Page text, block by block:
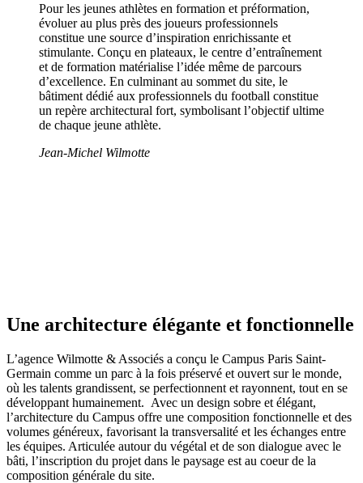
Pour les jeunes athlètes en formation et préformation,
évoluer au plus près des joueurs professionnels
constitue une source d’inspiration enrichissante et
stimulante. Conçu en plateaux, le centre d’entraînement
et de formation matérialise l’idée même de parcours
d’excellence. En culminant au sommet du site, le
bâtiment dédié aux professionnels du football constitue
un repère architectural fort, symbolisant l’objectif ultime
de chaque jeune athlète.
Jean-Michel Wilmotte
Une architecture élégante et fonctionnelle
L’agence Wilmotte & Associés a conçu le Campus Paris Saint-
Germain comme un parc à la fois préservé et ouvert sur le monde,
où les talents grandissent, se perfectionnent et rayonnent, tout en se
développant humainement. Avec un design sobre et élégant,
l’architecture du Campus offre une composition fonctionnelle et des
volumes généreux, favorisant la transversalité et les échanges entre
les équipes. Articulée autour du végétal et de son dialogue avec le
bâti, l’inscription du projet dans le paysage est au coeur de la
composition générale du site.